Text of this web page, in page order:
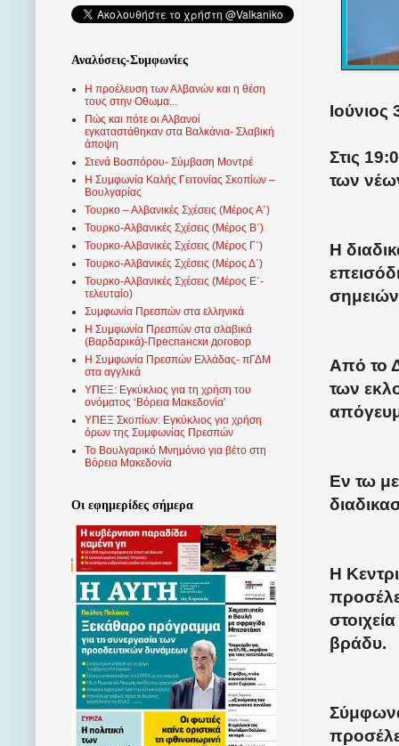
Στις
των
Η
Από το
των
Εν τω
Η
βράδυ.
Αναλύσεις-Συμφωνίες
Η προέλευση των Αλβανών και η θέση
τους στην Οθωμα...
Πώς και πότε οι Αλβανοί
εγκαταστάθηκαν στα Βαλκάνια- Σλαβική
άποψη
Στενά Βοσπόρου- Σύμβαση Μοντρέ
Η Συμφωνία Καλής Γειτονίας Σκοπίων –
Βουλγαρίας
Τουρκο – Αλβανικές Σχέσεις (Mέρος Α΄)
Τουρκο-Αλβανικές Σχέσεις (Μέρος Β΄)
Τουρκο-Αλβανικές Σχέσεις (Μέρος Γ΄)
Τουρκο-Αλβανικές Σχέσεις (Μέρος Δ΄)
Τουρκο-Αλβανικές Σχέσεις (Μέρος Ε΄-
τελευταίο)
Συμφωνία Πρεσπών στα ελληνικά
Η Συμφωνία Πρεσπών στα σλαβικά
(Βαρδαρικά)-Преспански договор
Η Συμφωνία Πρεσπών Ελλάδας- πΓΔΜ
στα αγγλικά
ΥΠΕΞ: Εγκύκλιος για τη χρήση του
ονόματος ‘Βόρεια Μακεδονία’
ΥΠΕΞ Σκοπίων: Εγκύκλιος για χρήση
όρων της Συμφωνίας Πρεσπών
Το Βουλγαρικό Μνημόνιο για βέτο στη
Βόρεια Μακεδονία
Οι εφημερίδες σήμερα